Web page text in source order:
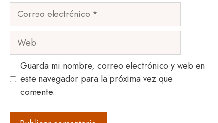
Correo
Web
Guarda mi nombre, correo electrónico y web en
este navegador para la próxima vez que
comente.